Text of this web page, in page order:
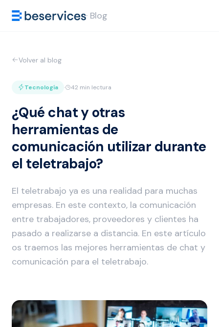
· Blog
Volver al blog
Tecnología · 42 min lectura
¿Qué chat y otras
herramientas de
comunicación utilizar durante
el teletrabajo?
El teletrabajo ya es una realidad para muchas
empresas. En este contexto, la comunicación
entre trabajadores, proveedores y clientes ha
pasado a realizarse a distancia. En este artículo
os traemos las mejores herramientas de chat y
comunicación para el teletrabajo.